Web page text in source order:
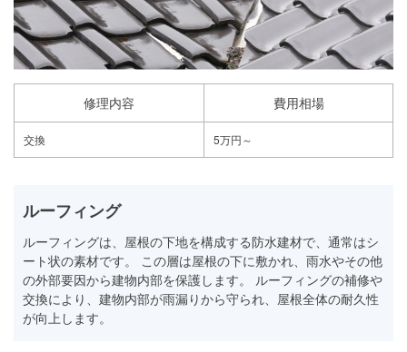
修理内容 費用相場
交換 5万円～
ルーフィング
ルーフィングは、屋根の下地を構成する防水建材で、通常はシ
ート状の素材です。 この層は屋根の下に敷かれ、雨水やその他
の外部要因から建物内部を保護します。 ルーフィングの補修や
交換により、建物内部が雨漏りから守られ、屋根全体の耐久性
が向上します。